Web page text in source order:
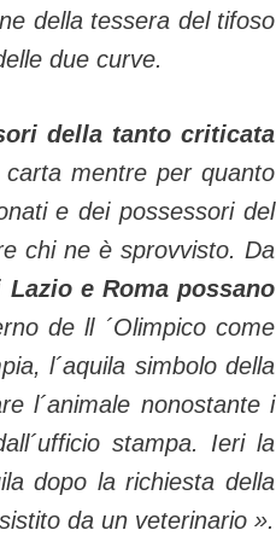
della tessera del tifoso
due curve.
della tanto criticata
mentre per quanto
e dei possessori del
chi ne è sprovvisto. Da
e Roma possano
de ll ´Olimpico come
l´aquila simbolo della
l´animale nonostante i
stampa. Ieri la
dopo la richiesta della
da un veterinario ».